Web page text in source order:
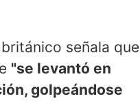
señala que
"se levantó en
golpeándose